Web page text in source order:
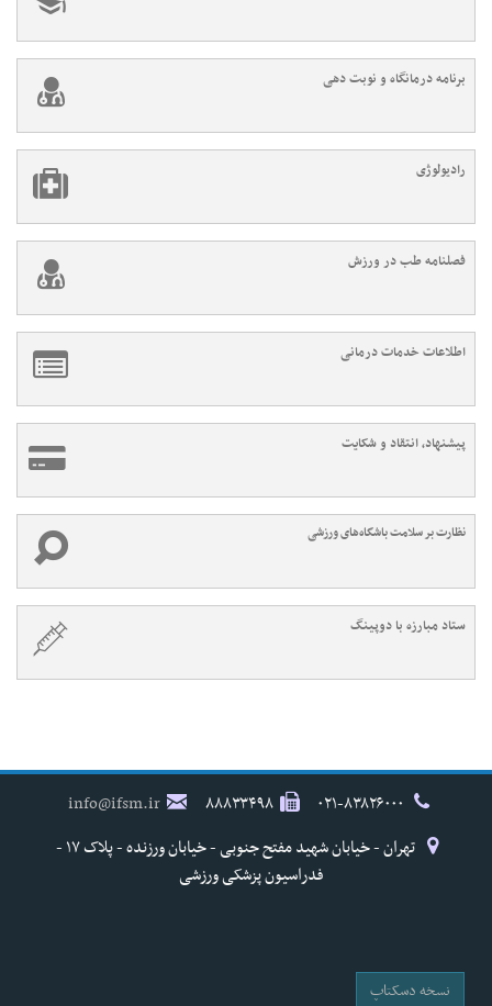
برنامه درمانگاه و نوبت دهی
رادیولوژی
فصلنامه طب در ورزش
اطلاعات خدمات درمانی
پیشنهاد، انتقاد و شکایت
نظارت بر سلامت باشگاه‌های ورزشی
ستاد مبارزه با دوپینگ
۸۸۸۳۳۴۹۸
info@ifsm.ir
تهران - خیابان شهید مفتح جنوبی - خیابان ورزنده - پلاک ۱۷ -
فدراسیون پزشکی ورزشی
نسخه دسکتاپ